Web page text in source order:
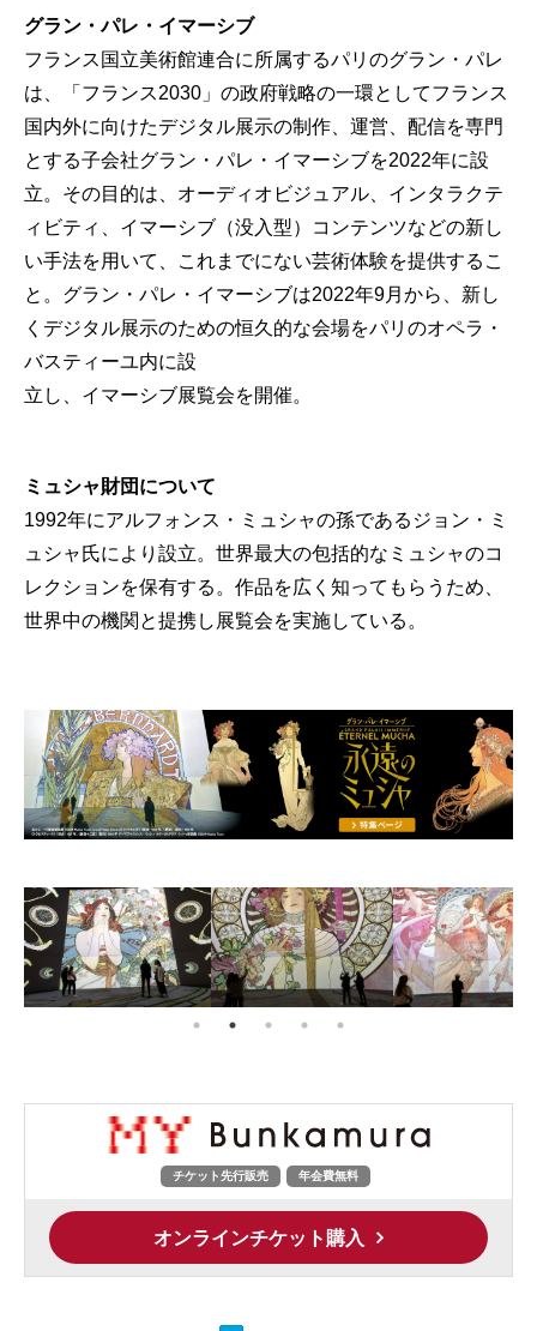
グラン・パレ・イマーシブ
フランス国立美術館連合に所属するパリのグラン・パレ
は、「フランス2030」の政府戦略の一環としてフランス
国内外に向けたデジタル展示の制作、運営、配信を専門
とする子会社グラン・パレ・イマーシブを2022年に設
立。その目的は、オーディオビジュアル、インタラクテ
ィビティ、イマーシブ（没入型）コンテンツなどの新し
い手法を用いて、これまでにない芸術体験を提供するこ
と。グラン・パレ・イマーシブは2022年9月から、新し
くデジタル展示のための恒久的な会場をパリのオペラ・
バスティーユ内に設
立し、イマーシブ展覧会を開催。
ミュシャ財団について
1992年にアルフォンス・ミュシャの孫であるジョン・ミ
ュシャ氏により設立。世界最大の包括的なミュシャのコ
レクションを保有する。作品を広く知ってもらうため、
世界中の機関と提携し展覧会を実施している。
チケット先行販売 年会費無料
オンラインチケット購入